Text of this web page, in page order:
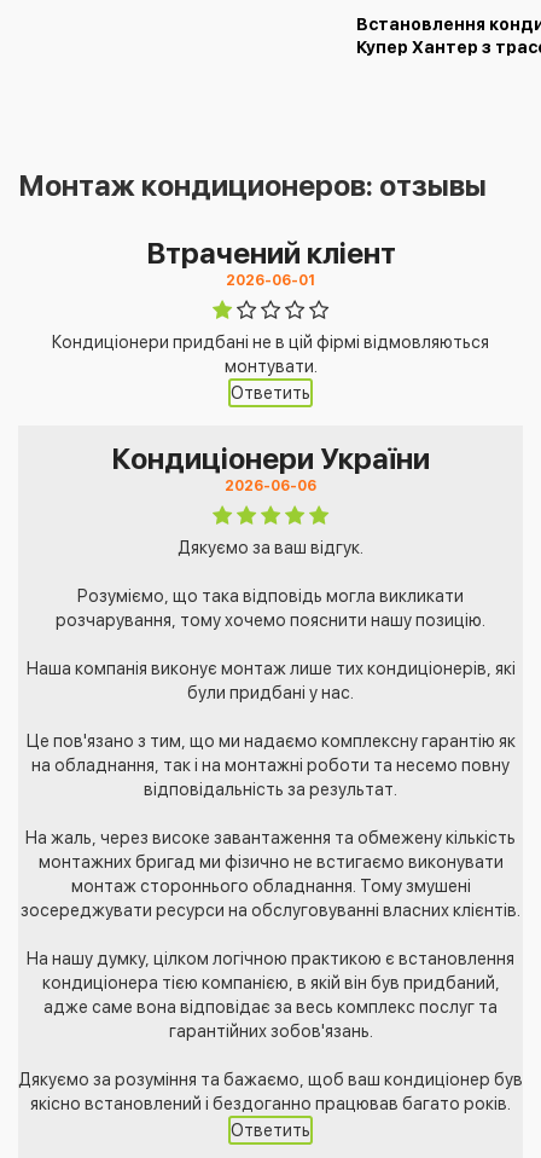
Встановлення
Купер Хантер з
Монтаж кондиционеров: отзывы
Втрачений кліент
2026-06-01
Кондиціонери придбані не в цій фірмі відмовляються
монтувати.
Ответить
Кондиціонери України
2026-06-06
Дякуємо за ваш відгук.
Розуміємо, що така відповідь могла викликати
розчарування, тому хочемо пояснити нашу позицію.
Наша компанія виконує монтаж лише тих кондиціонерів, які
були придбані у нас.
Це пов'язано з тим, що ми надаємо комплексну гарантію як
на обладнання, так і на монтажні роботи та несемо повну
відповідальність за результат.
На жаль, через високе завантаження та обмежену кількість
монтажних бригад ми фізично не встигаємо виконувати
монтаж стороннього обладнання. Тому змушені
зосереджувати ресурси на обслуговуванні власних клієнтів.
На нашу думку, цілком логічною практикою є встановлення
кондиціонера тією компанією, в якій він був придбаний,
адже саме вона відповідає за весь комплекс послуг та
гарантійних зобов'язань.
Дякуємо за розуміння та бажаємо, щоб ваш кондиціонер був
якісно встановлений і бездоганно працював багато років.
Ответить